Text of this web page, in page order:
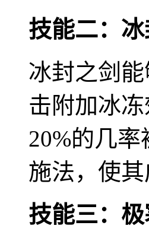
技能二：冰
冰封之剑
击附加冰
20%的几
施法，使
技能三：